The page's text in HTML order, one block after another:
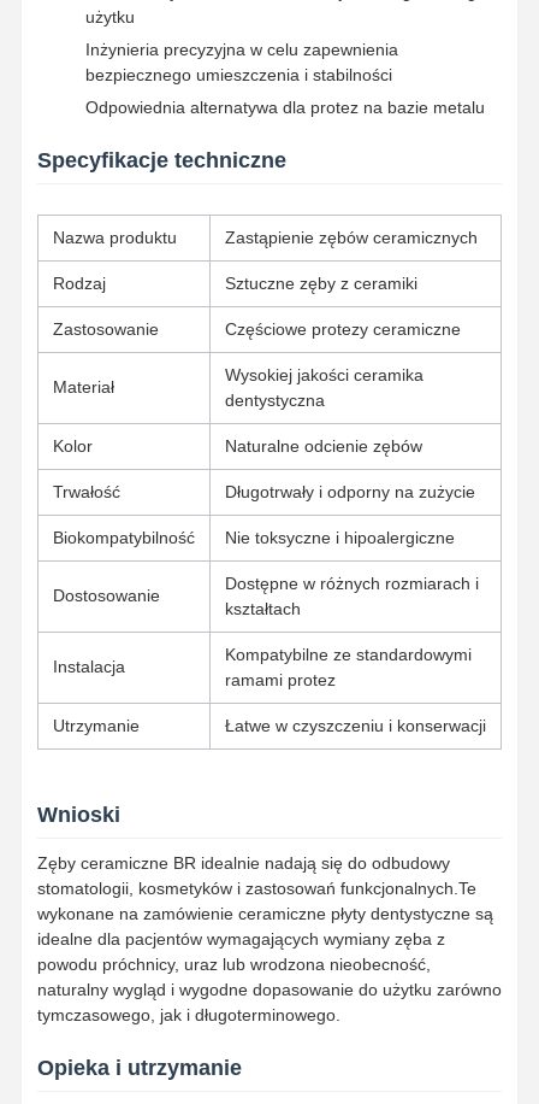
Kontrola
Jakości
Skontaktuj
Się Z Nami
Przypadki
Rozmawiaj
Protezy ceramiczne
Fornir Emax
sztylet implantu dentystycznego
Porcelana stopiona metalu
Most cyrkonowy
Zdejmowalne urządzenie ortodontyczne
elastyczne protezy częściowe
Metalowe protezy częściowe
Pełne protezy akrylowe
Urządzenia ortodontyczne
Elementy ustalające ortodontyczne
Szyna okluzyjna
użytku
Inżynieria precyzyjna w celu zapewnienia
bezpiecznego umieszczenia i stabilności
Odpowiednia alternatywa dla protez na bazie metalu
Specyfikacje techniczne
Nazwa produktu Zastąpienie zębów ceramicznych
Rodzaj Sztuczne zęby z ceramiki
Zastosowanie Częściowe protezy ceramiczne
Materiał
Wysokiej jakości ceramika
dentystyczna
Kolor Naturalne odcienie zębów
Trwałość Długotrwały i odporny na zużycie
Biokompatybilność Nie toksyczne i hipoalergiczne
Dostosowanie
Dostępne w różnych rozmiarach i
kształtach
Instalacja
Kompatybilne ze standardowymi
ramami protez
Utrzymanie Łatwe w czyszczeniu i konserwacji
Wnioski
Zęby ceramiczne BR idealnie nadają się do odbudowy
stomatologii, kosmetyków i zastosowań funkcjonalnych.Te
wykonane na zamówienie ceramiczne płyty dentystyczne są
idealne dla pacjentów wymagających wymiany zęba z
powodu próchnicy, uraz lub wrodzona nieobecność,
naturalny wygląd i wygodne dopasowanie do użytku zarówno
tymczasowego, jak i długoterminowego.
Opieka i utrzymanie